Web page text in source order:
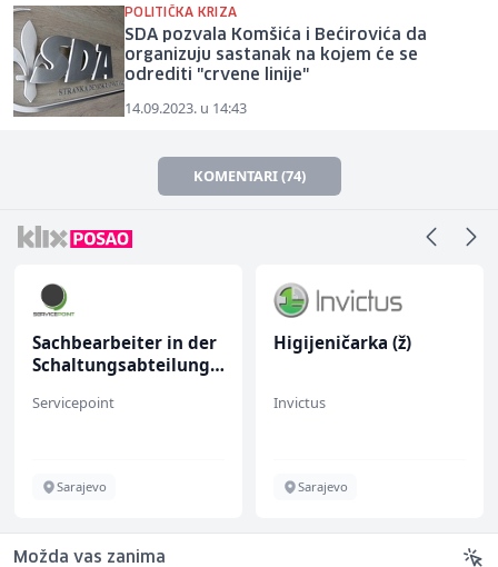
POLITIČKA KRIZA
SDA pozvala Komšića i Bećirovića da
organizuju sastanak na kojem će se
odrediti "crvene linije"
14.09.2023. u 14:43
KOMENTARI (74)
Sachbearbeiter in der
Schaltungsabteilung
Servicepoint
Sarajevo
Higijeničarka (ž)
Invictus
Sarajevo
Možda vas zanima